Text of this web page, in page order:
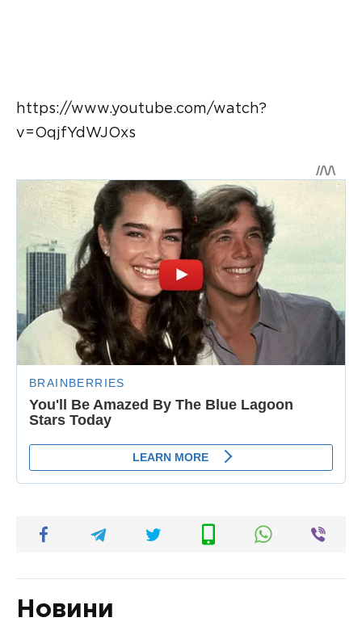
https://www.youtube.com/watch?
v=OqjfYdWJOxs
Новини